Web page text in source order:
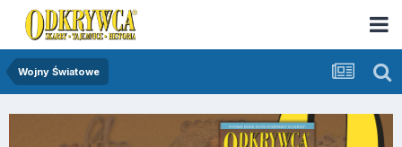
Wojny Światowe